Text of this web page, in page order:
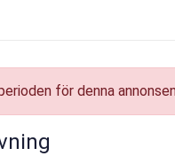
för denna